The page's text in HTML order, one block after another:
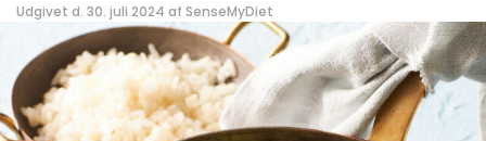
Udgivet d. 30. juli 2024 af SenseMyDiet